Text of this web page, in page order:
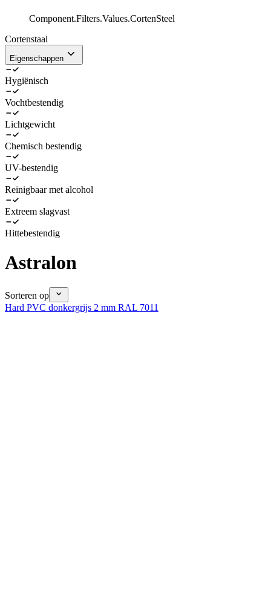
Component.Filters.Values.CortenSteel
Cortenstaal
Eigenschappen
Hygiënisch
Vochtbestendig
Lichtgewicht
Chemisch bestendig
UV-bestendig
Reinigbaar met alcohol
Extreem slagvast
Hittebestendig
Astralon
Sorteren op
Hard PVC donkergrijs 2 mm RAL 7011